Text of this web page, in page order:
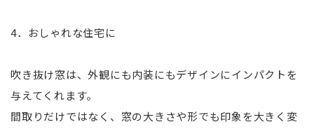
4．おしゃれな住宅に
吹き抜け窓は、外観にも内装にもデザインにインパクトを
与えてくれます。
間取りだけではなく、窓の大きさや形でも印象を大きく変